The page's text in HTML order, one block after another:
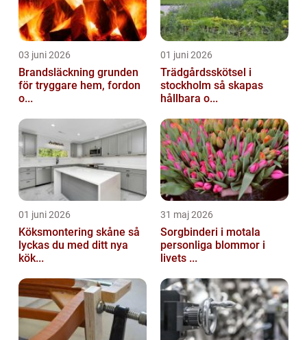
03 juni 2026
Brandsläckning grunden
för tryggare hem, fordon
o...
01 juni 2026
Trädgårdsskötsel i
stockholm så skapas
hållbara o...
01 juni 2026
Köksmontering skåne så
lyckas du med ditt nya
kök...
31 maj 2026
Sorgbinderi i motala
personliga blommor i
livets ...